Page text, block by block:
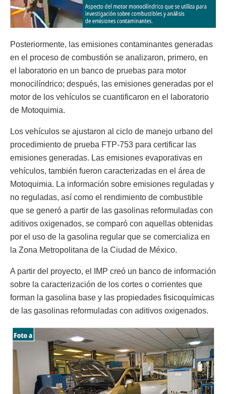
Posteriormente, las emisiones contaminantes generadas
en el proceso de combustión se analizaron, primero, en
el laboratorio en un banco de pruebas para motor
monocilíndrico; después, las emisiones generadas por el
motor de los vehículos se cuantificaron en el laboratorio
de Motoquimia.
Los vehículos se ajustaron al ciclo de manejo urbano del
procedimiento de prueba FTP-753 para certificar las
emisiones generadas. Las emisiones evaporativas en
vehículos, también fueron caracterizadas en el área de
Motoquimia. La información sobre emisiones reguladas y
no reguladas, así como el rendimiento de combustible
que se generó a partir de las gasolinas reformuladas con
aditivos oxigenados, se comparó con aquellas obtenidas
por el uso de la gasolina regular que se comercializa en
la Zona Metropolitana de la Ciudad de México.
A partir del proyecto, el IMP creó un banco de información
sobre la caracterización de los cortes o corrientes que
forman la gasolina base y las propiedades fisicoquímicas
de las gasolinas reformuladas con aditivos oxigenados.